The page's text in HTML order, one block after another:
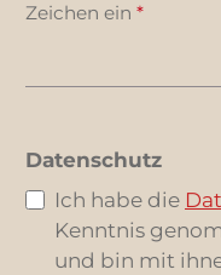
Zeichen ein *
Datenschutz
Ich habe die
Kenntnis
und bin mit